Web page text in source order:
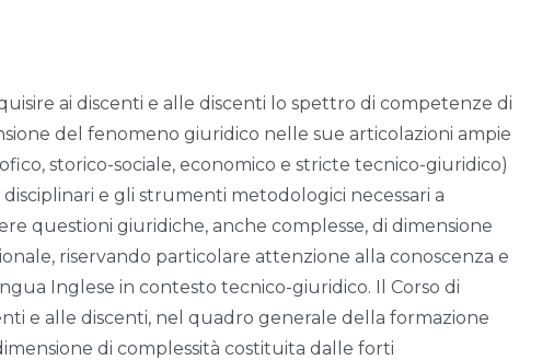
ai discenti e alle discenti lo spettro di competenze di
del fenomeno giuridico nelle sue articolazioni ampie
storico-sociale, economico e stricte tecnico-giuridico)
e gli strumenti metodologici necessari a
questioni giuridiche, anche complesse, di dimensione
riservando particolare attenzione alla conoscenza e
Inglese in contesto tecnico-giuridico. Il Corso di
e alle discenti, nel quadro generale della formazione
di complessità costituita dalle forti